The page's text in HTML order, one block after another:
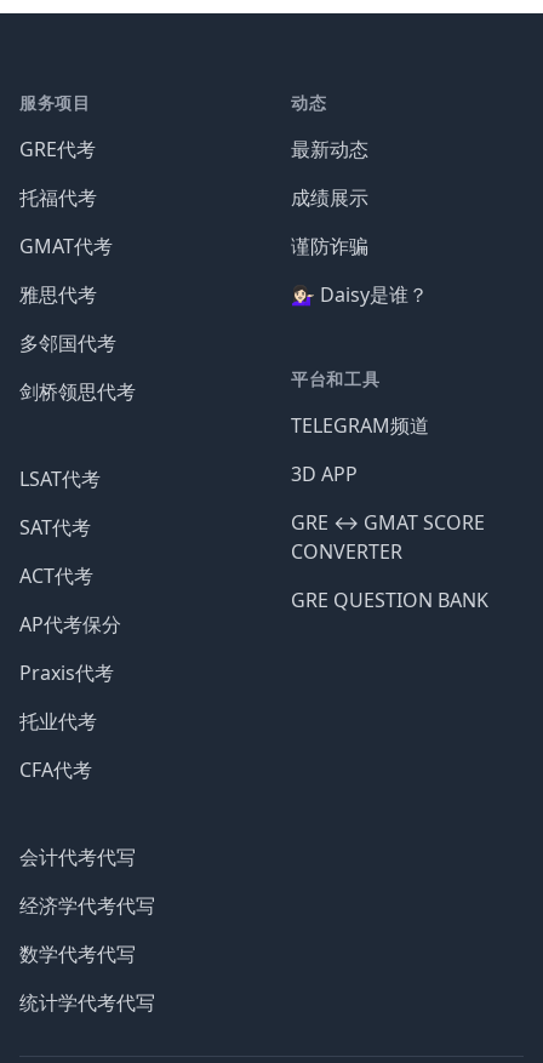
服务项目
GRE代考
托福代考
GMAT代考
雅思代考
多邻国代考
剑桥领思代考
LSAT代考
SAT代考
ACT代考
AP代考保分
Praxis代考
托业代考
CFA代考
会计代考代写
经济学代考代写
数学代考代写
统计学代考代写
动态
最新动态
成绩展示
谨防诈骗
💁🏻‍♀️ Daisy是谁？
平台和工具
TELEGRAM频道
3D APP
GRE ↔️ GMAT SCORE
CONVERTER
GRE QUESTION BANK